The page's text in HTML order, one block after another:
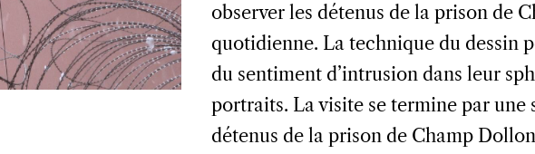
observer les détenus de la prison de
quotidienne. La technique du dessin
du sentiment d’intrusion dans leur
portraits. La visite se termine par une
détenus de la prison de Champ